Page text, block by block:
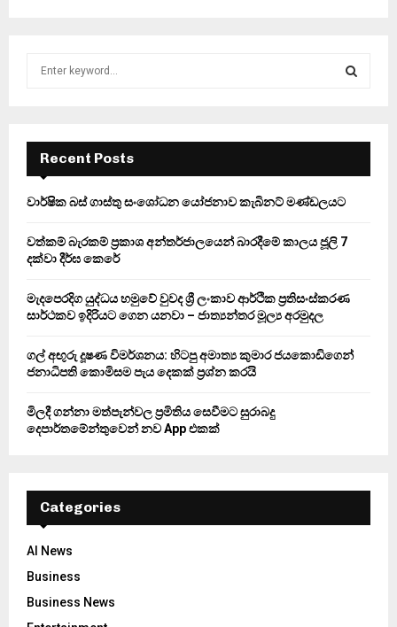
f
r
E
A
Recent Posts
වාර්ෂික බස් ගාස්තු සංශෝධන යෝජනාව කැබිනට් මණ්ඩලයට
වත්කම් බැරකම් ප්‍රකාශ අන්තර්ජාලයෙන් බාරදීමේ කාලය ජූලි 7
දක්වා දීර්ඝ කෙරේ
මැදපෙරදිග යුද්ධය හමුවේ වුවද ශ්‍රී ලංකාව ආර්ථික ප්‍රතිසංස්කරණ
සාර්ථකව ඉදිරියට ගෙන යනවා – ජාත්‍යන්තර මූල්‍ය අරමුදල
ගල් අඟුරු දූෂණ විමර්ශනය: හිටපු අමාත්‍ය කුමාර ජයකොඩිගෙන්
ජනාධිපති කොමිසම පැය දෙකක් ප්‍රශ්න කරයි
මිලදී ගන්නා මත්පැන්වල ප්‍රමිතිය සෙවීමට සුරාබදු
දෙපාර්තමේන්තුවෙන් නව App එකක්
Categories
AI News
Business
Business News